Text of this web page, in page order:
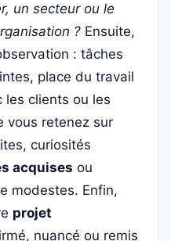
un secteur ou le
? Ensuite,
: tâches
place du travail
les clients ou les
vous retenez sur
curiosités
acquises ou
modestes. Enfin,
projet
nuancé ou remis